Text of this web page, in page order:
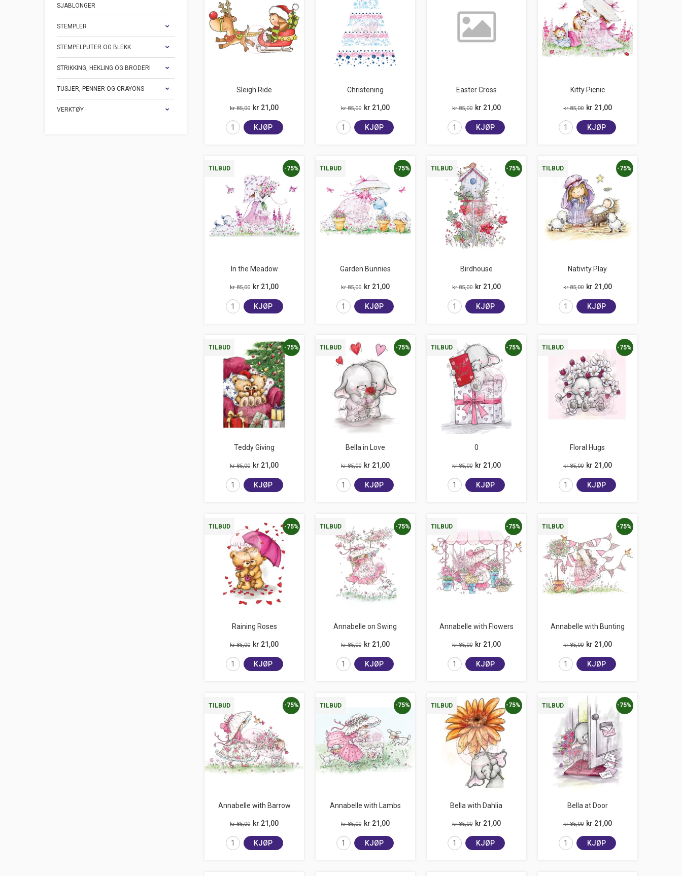
SJABLONGER
STEMPLER
STEMPELPUTER OG BLEKK
STRIKKING, HEKLING OG BRODERI
TUSJER, PENNER OG CRAYONS
VERKTØY
Sleigh Ride
kr 85,00 kr 21,00
KJØP
Christening
kr 85,00 kr 21,00
KJØP
Easter Cross
kr 85,00 kr 21,00
KJØP
Kitty Picnic
kr 85,00 kr 21,00
KJØP
TILBUD
In the Meadow
-75%
kr 85,00 kr 21,00
KJØP
TILBUD
Garden Bunnies
-75%
kr 85,00 kr 21,00
KJØP
TILBUD
Birdhouse
-75%
kr 85,00 kr 21,00
KJØP
TILBUD
Nativity Play
-75%
kr 85,00 kr 21,00
KJØP
TILBUD
Teddy Giving
-75%
kr 85,00 kr 21,00
KJØP
TILBUD
Bella in Love
-75%
kr 85,00 kr 21,00
KJØP
TILBUD
0
-75%
kr 85,00 kr 21,00
KJØP
TILBUD
Floral Hugs
-75%
kr 85,00 kr 21,00
KJØP
TILBUD
Raining Roses
-75%
kr 85,00 kr 21,00
KJØP
TILBUD
Annabelle on Swing
-75%
kr 85,00 kr 21,00
KJØP
TILBUD
Annabelle with Flowers
-75%
kr 85,00 kr 21,00
KJØP
TILBUD
Annabelle with Bunting
-75%
kr 85,00 kr 21,00
KJØP
TILBUD
Annabelle with Barrow
-75%
kr 85,00 kr 21,00
KJØP
TILBUD
Annabelle with Lambs
-75%
kr 85,00 kr 21,00
KJØP
TILBUD
Bella with Dahlia
-75%
kr 85,00 kr 21,00
KJØP
TILBUD
Bella at Door
-75%
kr 85,00 kr 21,00
KJØP